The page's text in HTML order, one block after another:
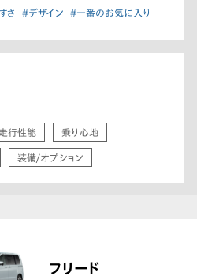
さ #デザイン #一番のお気に入り
行性能 乗り心地
装備/オプション
フリード